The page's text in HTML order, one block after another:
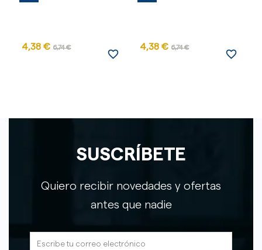
4,38 € 6,74 €
favorite_border
4,38 € 6,74 €
favorite_border
SUSCRÍBETE
Quiero recibir novedades y ofertas
antes que nadie